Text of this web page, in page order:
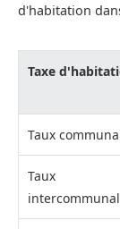
d'habitation
Taxe
Taux
Taux
intercommunal